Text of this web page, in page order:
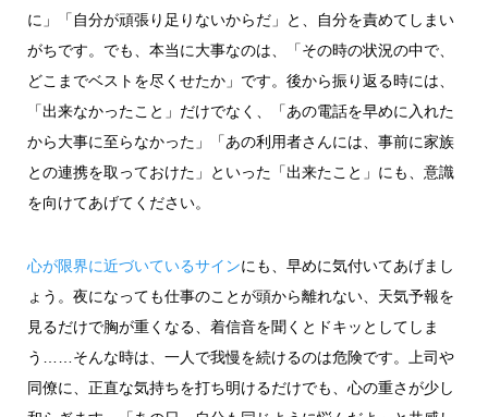
に」「自分が頑張り足りないからだ」と、自分を責めてしまい
がちです。でも、本当に大事なのは、「その時の状況の中で、
どこまでベストを尽くせたか」です。後から振り返る時には、
「出来なかったこと」だけでなく、「あの電話を早めに入れた
から大事に至らなかった」「あの利用者さんには、事前に家族
との連携を取っておけた」といった「出来たこと」にも、意識
を向けてあげてください。
心が限界に近づいているサインにも、早めに気付いてあげまし
ょう。夜になっても仕事のことが頭から離れない、天気予報を
見るだけで胸が重くなる、着信音を聞くとドキッとしてしま
う……そんな時は、一人で我慢を続けるのは危険です。上司や
同僚に、正直な気持ちを打ち明けるだけでも、心の重さが少し